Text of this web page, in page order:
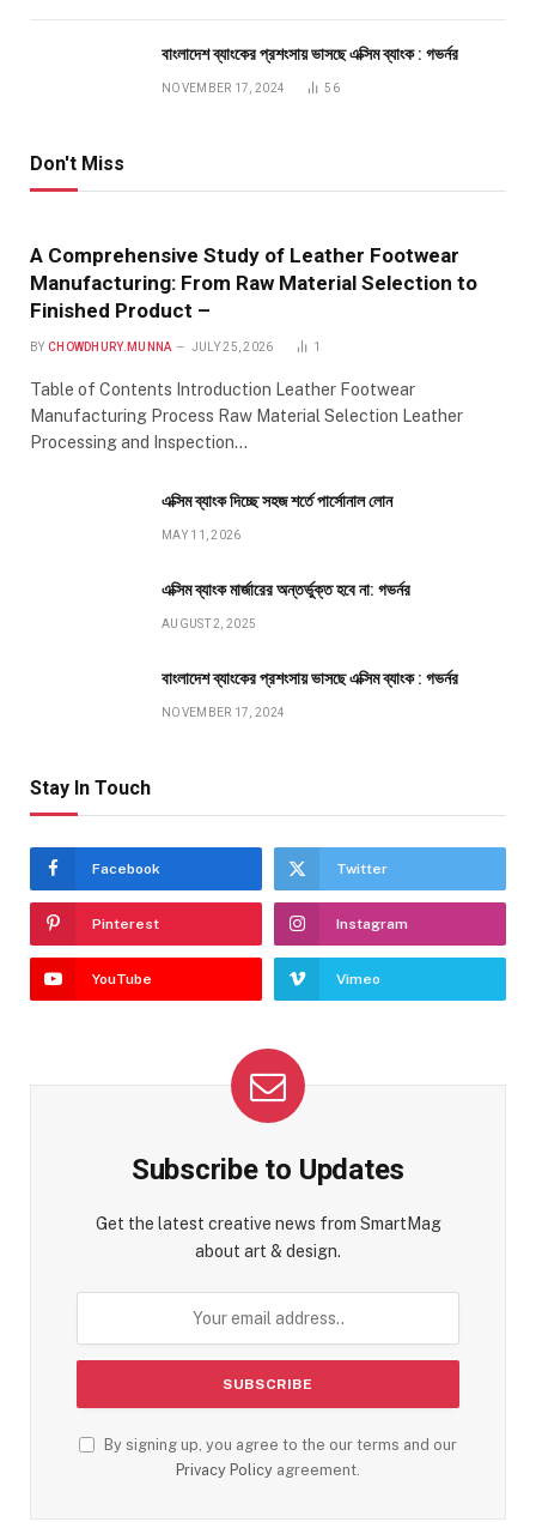
বাংলাদেশ ব্যাংকের প্রশংসায় ভাসছে এক্সিম ব্যাংক : গভর্নর
NOVEMBER 17, 2024 56
Don't Miss
A Comprehensive Study of Leather Footwear
Manufacturing: From Raw Material Selection to
Finished Product –
BY CHOWDHURY.MUNNA JULY 25, 2026 1
Table of Contents Introduction Leather Footwear
Manufacturing Process Raw Material Selection Leather
Processing and Inspection…
এক্সিম ব্যাংক দিচ্ছে সহজ শর্তে পার্সোনাল লোন
MAY 11, 2026
এক্সিম ব্যাংক মার্জারের অন্তর্ভুক্ত হবে না: গভর্নর
AUGUST 2, 2025
বাংলাদেশ ব্যাংকের প্রশংসায় ভাসছে এক্সিম ব্যাংক : গভর্নর
NOVEMBER 17, 2024
Stay In Touch
Facebook Twitter
Pinterest Instagram
YouTube Vimeo
Subscribe to Updates
Get the latest creative news from SmartMag
about art & design.
By signing up, you agree to the our terms and our
Privacy Policy agreement.